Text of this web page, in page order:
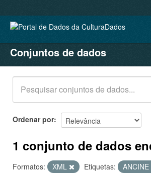
CONJUNTOS DE DADOS
ORGANIZAÇÕES
GRUPOS
SOBRE
Conjuntos de dados
Ordenar por
1 conjunto de dados
Formatos: XML Etiquetas:
ANCINE